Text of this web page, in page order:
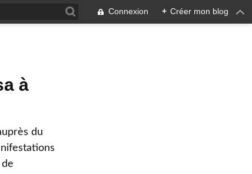
Connexion + Créer mon blog
à
du